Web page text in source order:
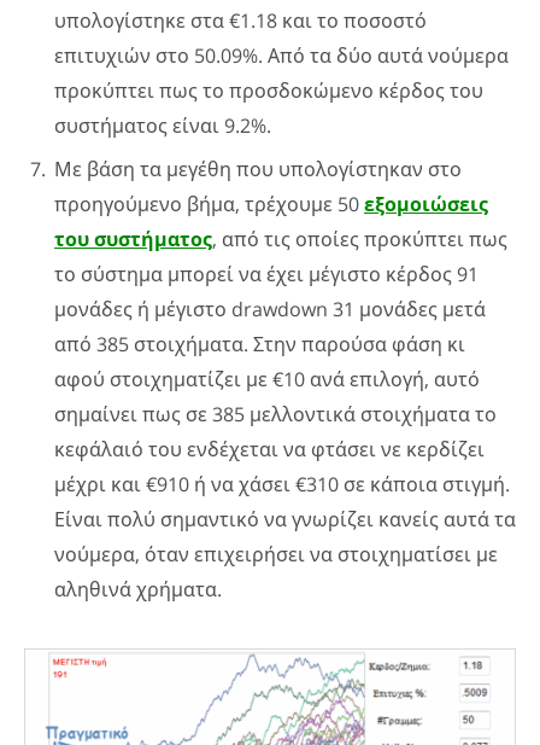
υπολογίστηκε στα €1.18 και το ποσοστό
επιτυχιών στο 50.09%. Από τα δύο αυτά νούμερα
προκύπτει πως το προσδοκώμενο κέρδος του
συστήματος είναι 9.2%.
Με βάση τα μεγέθη που υπολογίστηκαν στο
προηγούμενο βήμα, τρέχουμε 50εξομοιώσεις
του συστήματος, από τις οποίες προκύπτει πως
το σύστημα μπορεί να έχει μέγιστο κέρδος 91
μονάδες ή μέγιστο drawdown 31 μονάδες μετά
από 385 στοιχήματα. Στην παρούσα φάση κι
αφού στοιχηματίζει με €10 ανά επιλογή, αυτό
σημαίνει πως σε 385 μελλοντικά στοιχήματα το
κεφάλαιό του ενδέχεται να φτάσει νε κερδίζει
μέχρι και €910 ή να χάσει €310 σε κάποια στιγμή.
Είναι πολύ σημαντικό να γνωρίζει κανείς αυτά τα
νούμερα, όταν επιχειρήσει να στοιχηματίσει με
αληθινά χρήματα.